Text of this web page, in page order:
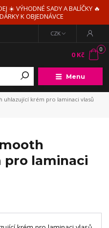
☀️ VÝHODNÉ SADY A BALÍČKY 🔥
K OBJEDNÁVCE
Menu
CZK
0
0 Kč
uhlazující krém pro laminaci vlasů
laminaci